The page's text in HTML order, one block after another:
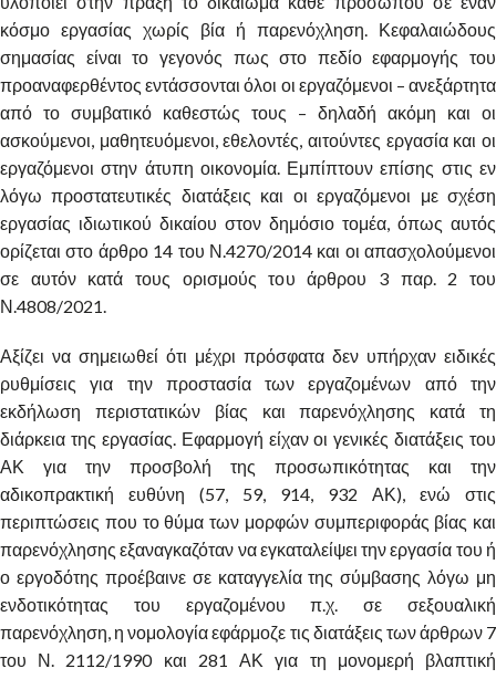
κόσμο εργασίας χωρίς βία ή παρενόχληση. Κεφαλαιώδους
σημασίας είναι το γεγονός πως στο πεδίο εφαρμογής του
προαναφερθέντος εντάσσονται όλοι οι εργαζόμενοι – ανεξάρτητα
από το συμβατικό καθεστώς τους – δηλαδή ακόμη και οι
ασκούμενοι, μαθητευόμενοι, εθελοντές, αιτούντες εργασία και οι
εργαζόμενοι στην άτυπη οικονομία. Εμπίπτουν επίσης στις εν
λόγω προστατευτικές διατάξεις και οι εργαζόμενοι με σχέση
εργασίας ιδιωτικού δικαίου στον δημόσιο τομέα, όπως αυτός
ορίζεται στο άρθρο 14 του Ν.4270/2014 και οι απασχολούμενοι
σε αυτόν κατά τους ορισμούς του άρθρου 3 παρ. 2 του
Ν.4808/2021.
Αξίζει να σημειωθεί ότι μέχρι πρόσφατα δεν υπήρχαν ειδικές
ρυθμίσεις για την προστασία των εργαζομένων από την
εκδήλωση περιστατικών βίας και παρενόχλησης κατά τη
διάρκεια της εργασίας. Εφαρμογή είχαν οι γενικές διατάξεις του
ΑΚ για την προσβολή της προσωπικότητας και την
αδικοπρακτική ευθύνη (57, 59, 914, 932 ΑΚ), ενώ στις
περιπτώσεις που το θύμα των μορφών συμπεριφοράς βίας και
παρενόχλησης εξαναγκαζόταν να εγκαταλείψει την εργασία του ή
ο εργοδότης προέβαινε σε καταγγελία της σύμβασης λόγω μη
ενδοτικότητας του εργαζομένου π.χ. σε σεξουαλική
παρενόχληση, η νομολογία εφάρμοζε τις διατάξεις των άρθρων 7
του Ν. 2112/1990 και 281 ΑΚ για τη μονομερή βλαπτική